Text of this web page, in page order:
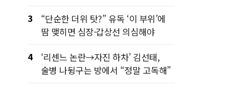
3
“단순한 더위 탓?” 유독 ‘이 부위’에
땀 맺히면 심장·갑상선 의심해야
4
‘리센느 논란→자진 하차’ 김선태,
술병 나뒹구는 방에서 “정말 고독해”